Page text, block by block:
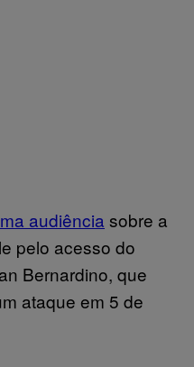
audiência sobre a
pelo acesso do
Bernardino, que
ataque em 5 de